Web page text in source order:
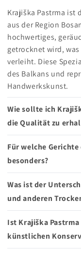
Krajiška Pastrma
aus der Region
hochwertiges,
getrocknet wird,
verleiht. Diese
des Balkans und
Handwerkskunst.
Wie sollte ich
die Qualität zu
Für welche
besonders?
Was ist der
und anderen
Ist Krajiška
künstlichen